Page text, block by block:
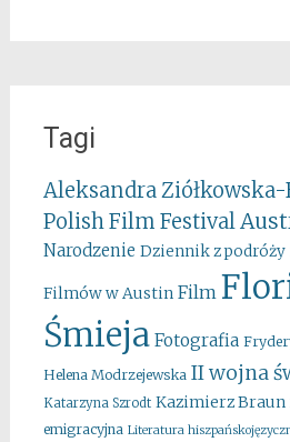
Tagi
Aleksandra
Polish Film Festival
Narodzenie Dziennik z podróży
Filmów w Austin Film
Śmieja Fotografia
Helena Modrzejewska II wojna
Katarzyna Szrodt Kazimierz Braun
emigracyjna Literatura